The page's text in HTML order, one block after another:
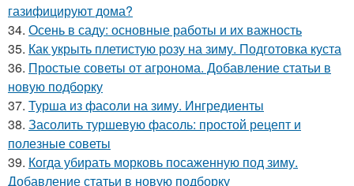
газифицируют дома?
34. Осень в саду: основные работы и их важность
35. Как укрыть плетистую розу на зиму. Подготовка куста
36. Простые советы от агронома. Добавление статьи в
новую подборку
37. Турша из фасоли на зиму. Ингредиенты
38. Засолить туршевую фасоль: простой рецепт и
полезные советы
39. Когда убирать морковь посаженную под зиму.
Добавление статьи в новую подборку